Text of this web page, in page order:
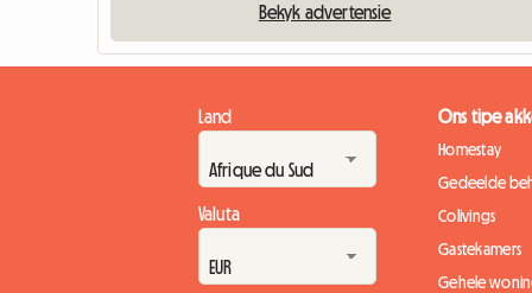
Bekyk advertensie
Land
Valuta
Ons tipe
Homestay
Gedeelde
Colivings
Gastekamers
Gehele